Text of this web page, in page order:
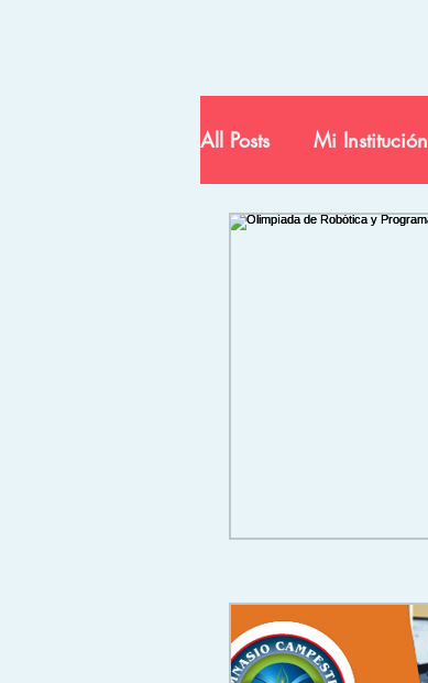
All Posts Mi Institución
Ciencia y Tecnología